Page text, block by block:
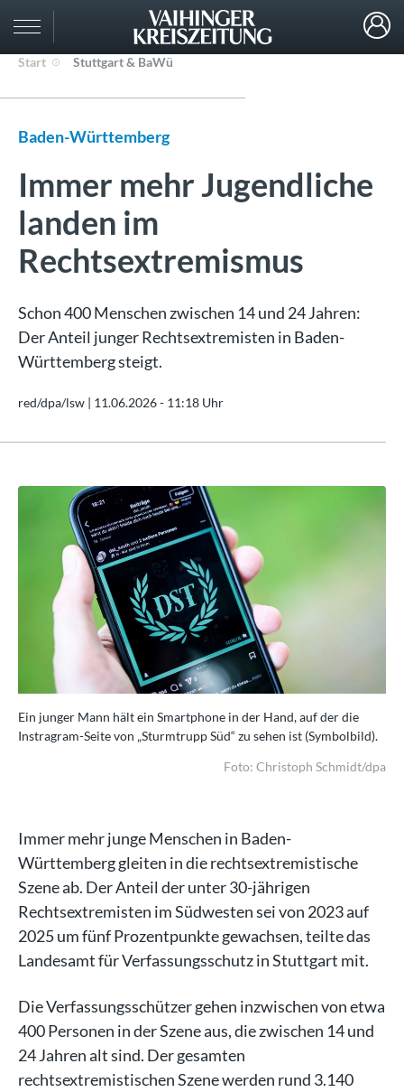
Start Stuttgart & BaWü
Baden-Württemberg
Immer mehr Jugendliche
landen im
Rechtsextremismus
Schon 400 Menschen zwischen 14 und 24 Jahren:
Der Anteil junger Rechtsextremisten in Baden-
Württemberg steigt.
red/dpa/lsw | 11.06.2026 - 11:18 Uhr
Ein junger Mann hält ein Smartphone in der Hand, auf der die
Instragram-Seite von „Sturmtrupp Süd“ zu sehen ist (Symbolbild).
Foto: Christoph Schmidt/dpa
Immer mehr junge Menschen in Baden-
Württemberg gleiten in die rechtsextremistische
Szene ab. Der Anteil der unter 30-jährigen
Rechtsextremisten im Südwesten sei von 2023 auf
2025 um fünf Prozentpunkte gewachsen, teilte das
Landesamt für Verfassungsschutz in Stuttgart mit.
Die Verfassungsschützer gehen inzwischen von etwa
400 Personen in der Szene aus, die zwischen 14 und
24 Jahren alt sind. Der gesamten
rechtsextremistischen Szene werden rund 3.140